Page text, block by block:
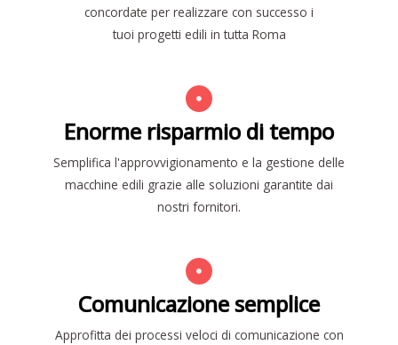
concordate per realizzare con successo i
tuoi progetti edili in tutta Roma
Enorme risparmio di tempo
Semplifica l'approvvigionamento e la gestione delle
macchine edili grazie alle soluzioni garantite dai
nostri fornitori.
Comunicazione semplice
Approfitta dei processi veloci di comunicazione con